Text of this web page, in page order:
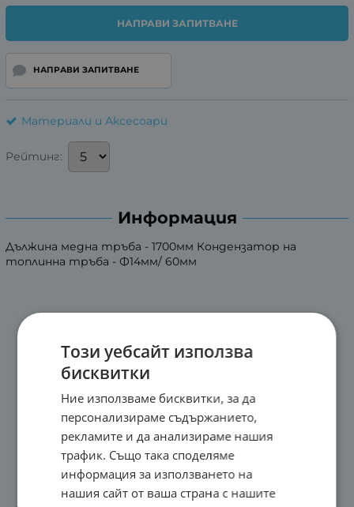
НАПРАВИ ЗАПИТВАНЕ
НАПРАВИ ЗАПИТВАНЕ
Материали и Аксесоари
Рейтинг:
Информация
Дължина медна тръба - 1700мм Кондензатор на
топлинна тръба - Ф14мм/ 60мм
Този уебсайт използва
бисквитки
Ние използваме бисквитки, за да
персонализираме съдържанието,
рекламите и да анализираме нашия
трафик. Също така споделяме
информация за използването на
нашия сайт от ваша страна с нашите